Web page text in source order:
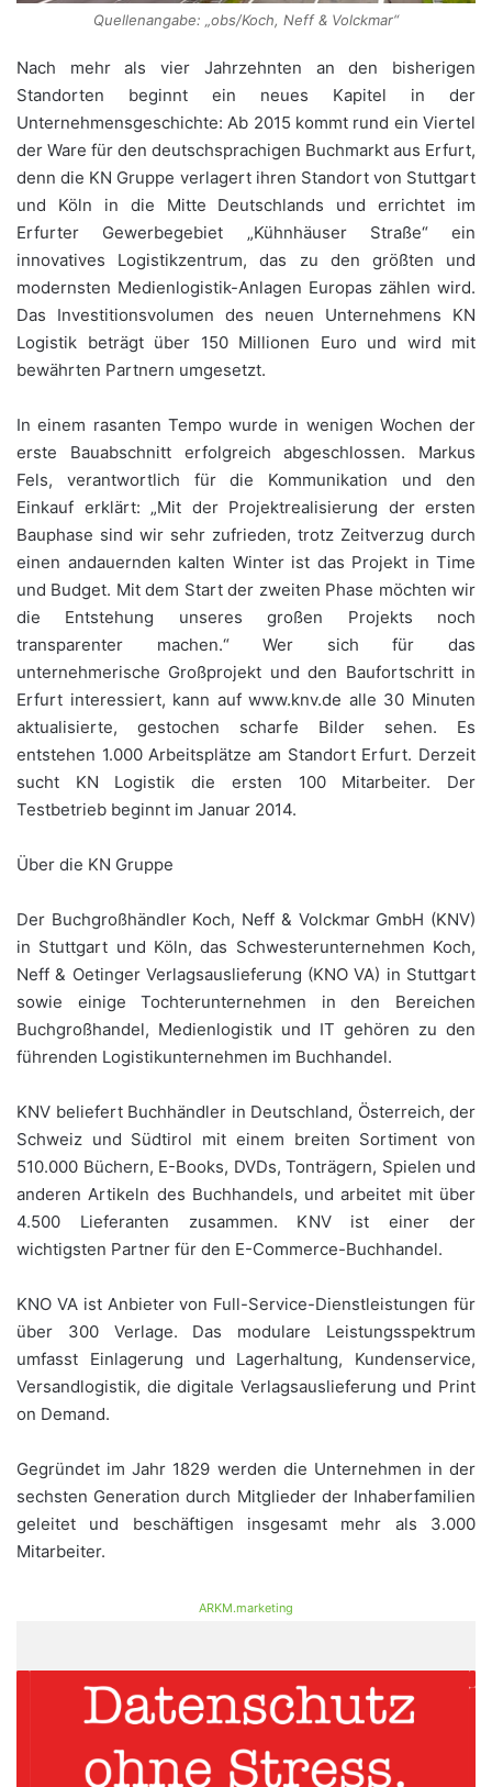
Quellenangabe: „obs/Koch, Neff & Volckmar“
Nach mehr als vier Jahrzehnten an den bisherigen
Standorten beginnt ein neues Kapitel in der
Unternehmensgeschichte: Ab 2015 kommt rund ein Viertel
der Ware für den deutschsprachigen Buchmarkt aus Erfurt,
denn die KN Gruppe verlagert ihren Standort von Stuttgart
und Köln in die Mitte Deutschlands und errichtet im
Erfurter Gewerbegebiet „Kühnhäuser Straße“ ein
innovatives Logistikzentrum, das zu den größten und
modernsten Medienlogistik-Anlagen Europas zählen wird.
Das Investitionsvolumen des neuen Unternehmens KN
Logistik beträgt über 150 Millionen Euro und wird mit
bewährten Partnern umgesetzt.
In einem rasanten Tempo wurde in wenigen Wochen der
erste Bauabschnitt erfolgreich abgeschlossen. Markus
Fels, verantwortlich für die Kommunikation und den
Einkauf erklärt: „Mit der Projektrealisierung der ersten
Bauphase sind wir sehr zufrieden, trotz Zeitverzug durch
einen andauernden kalten Winter ist das Projekt in Time
und Budget. Mit dem Start der zweiten Phase möchten wir
die Entstehung unseres großen Projekts noch
transparenter machen.“ Wer sich für das
unternehmerische Großprojekt und den Baufortschritt in
Erfurt interessiert, kann auf www.knv.de alle 30 Minuten
aktualisierte, gestochen scharfe Bilder sehen. Es
entstehen 1.000 Arbeitsplätze am Standort Erfurt. Derzeit
sucht KN Logistik die ersten 100 Mitarbeiter. Der
Testbetrieb beginnt im Januar 2014.
Über die KN Gruppe
Der Buchgroßhändler Koch, Neff & Volckmar GmbH (KNV)
in Stuttgart und Köln, das Schwesterunternehmen Koch,
Neff & Oetinger Verlagsauslieferung (KNO VA) in Stuttgart
sowie einige Tochterunternehmen in den Bereichen
Buchgroßhandel, Medienlogistik und IT gehören zu den
führenden Logistikunternehmen im Buchhandel.
KNV beliefert Buchhändler in Deutschland, Österreich, der
Schweiz und Südtirol mit einem breiten Sortiment von
510.000 Büchern, E-Books, DVDs, Tonträgern, Spielen und
anderen Artikeln des Buchhandels, und arbeitet mit über
4.500 Lieferanten zusammen. KNV ist einer der
wichtigsten Partner für den E-Commerce-Buchhandel.
KNO VA ist Anbieter von Full-Service-Dienstleistungen für
über 300 Verlage. Das modulare Leistungsspektrum
umfasst Einlagerung und Lagerhaltung, Kundenservice,
Versandlogistik, die digitale Verlagsauslieferung und Print
on Demand.
Gegründet im Jahr 1829 werden die Unternehmen in der
sechsten Generation durch Mitglieder der Inhaberfamilien
geleitet und beschäftigen insgesamt mehr als 3.000
Mitarbeiter.
ARKM.marketing